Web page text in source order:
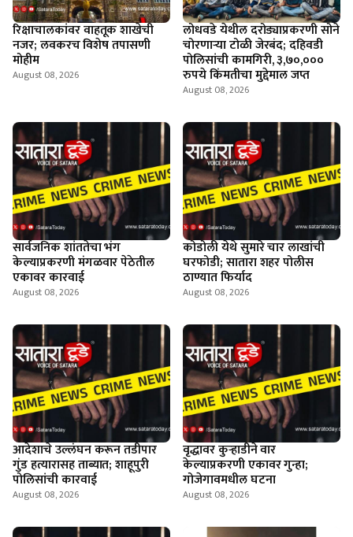
रिक्षाचालकांवर वाहतूक शाखेची
नजर; लवकरच विशेष तपासणी
मोहीम
August 08, 2026
लोधवडे येथील दरोड्याप्रकरणी सोने
चोरणाऱ्या टोळी जेरबंद; दहिवडी
पोलिसांची कामगिरी, ३,७०,०००
रुपये किंमतीचा मुद्देमाल जप्त
August 08, 2026
सार्वजनिक शांततेचा भंग
केल्याप्रकरणी मंगळवार पेठेतील
एकावर कारवाई
August 08, 2026
कोडोली येथे सुमारे चार लाखांची
घरफोडी; सातारा शहर पोलीस
ठाण्यात फिर्याद
August 08, 2026
आदेशाचे उल्लंघन करून तडीपार
गुंड हत्यारासह ताब्यात; शाहूपुरी
पोलिसांची कारवाई
August 08, 2026
वृद्धावर कुऱ्हाडीने वार
केल्याप्रकरणी एकावर गुन्हा;
गोजेगावमधील घटना
August 08, 2026